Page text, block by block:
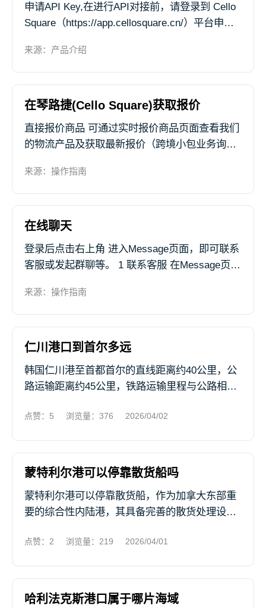
申请API Key,在进行API对接前，请登录到 Cello
Square（https://app.cellosquare.cn/）平台申请
页面
来源：产品介绍
在琴路捷(Cello Square)获取报价
直接报价商品 可通过实时报价商品页面查看我们
的物流产品及获取最新报价（跨境小包业务询价
1. 登录后点击 报价 > 直接报价商品 ，选择想要
来源：操作指南
在线聊天
登录后点击右上角 进入Message页面，即可联系
客服或发起群聊等。 1 联系客服 在Message页面
面提示填写 标题、咨询内容 后点击 发送 ，我们
来源：操作指南
仁川港口到首尔多远
韩国仁川港至首都首尔的直线距离约40公里，公
路运输距离约45公里，铁路运输里程与公路相
为两地物流高效衔接奠定了基础。 仁川港依托汉
点赞：5 浏览量：376 2026/04/02
蒙特利尔港可以停靠散货船吗
蒙特利尔港可以停靠散货船，作为加拿大东部重
要的综合性内陆港，其具备完善的散货处理设施
港坐落于圣劳伦斯河中游，航道经整治后水深稳
点赞：2 浏览量：219 2026/04/01
哈利法克斯港口属于哪片海域